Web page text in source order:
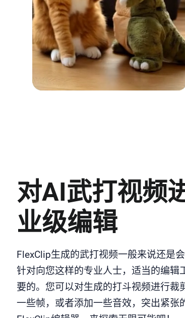
对AI武打视频
业级编辑
FlexClip生成的武打视频一般来说还是
针对向您这样的专业人士，适当的编辑
要的。您可以对生成的打斗视频进行裁
一些帧，或者添加一些音效，突出紧张